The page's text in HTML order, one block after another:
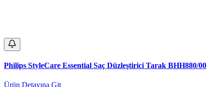
Philips StyleCare Essential Saç Düzleştirici Tarak BHH880/00
Ürün Detayına Git